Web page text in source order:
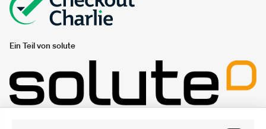
Ein Teil von solute